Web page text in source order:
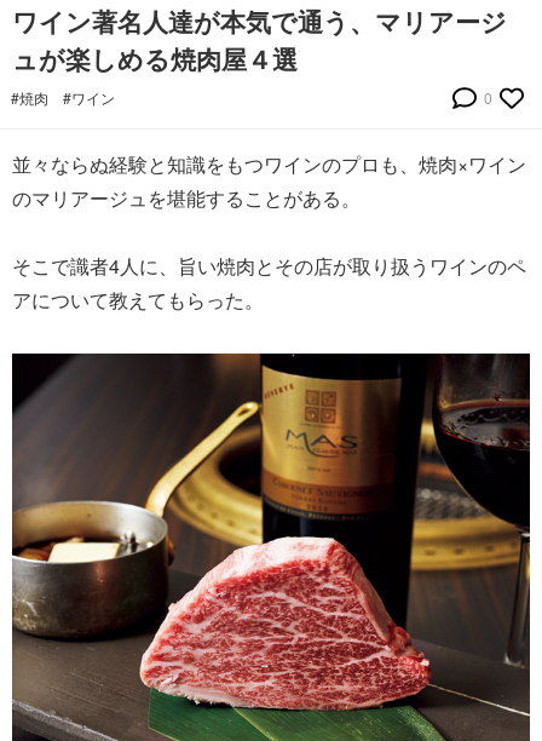
ワイン著名人達が本気で通う、マリアージ
ュが楽しめる焼肉屋４選
#焼肉 #ワイン 0
並々ならぬ経験と知識をもつワインのプロも、焼肉×ワイン
のマリアージュを堪能することがある。
そこで識者4人に、旨い焼肉とその店が取り扱うワインのペ
アについて教えてもらった。